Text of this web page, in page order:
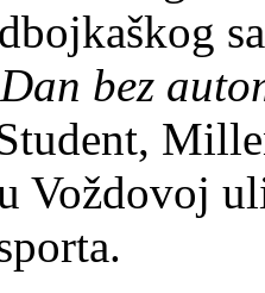
Dan bez
Voždovoj